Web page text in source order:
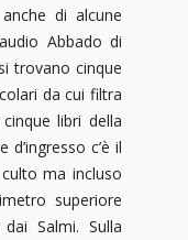
di alcune
Abbado di
trovano cinque
da cui filtra
libri della
c’è il
ma incluso
superiore
Salmi. Sulla